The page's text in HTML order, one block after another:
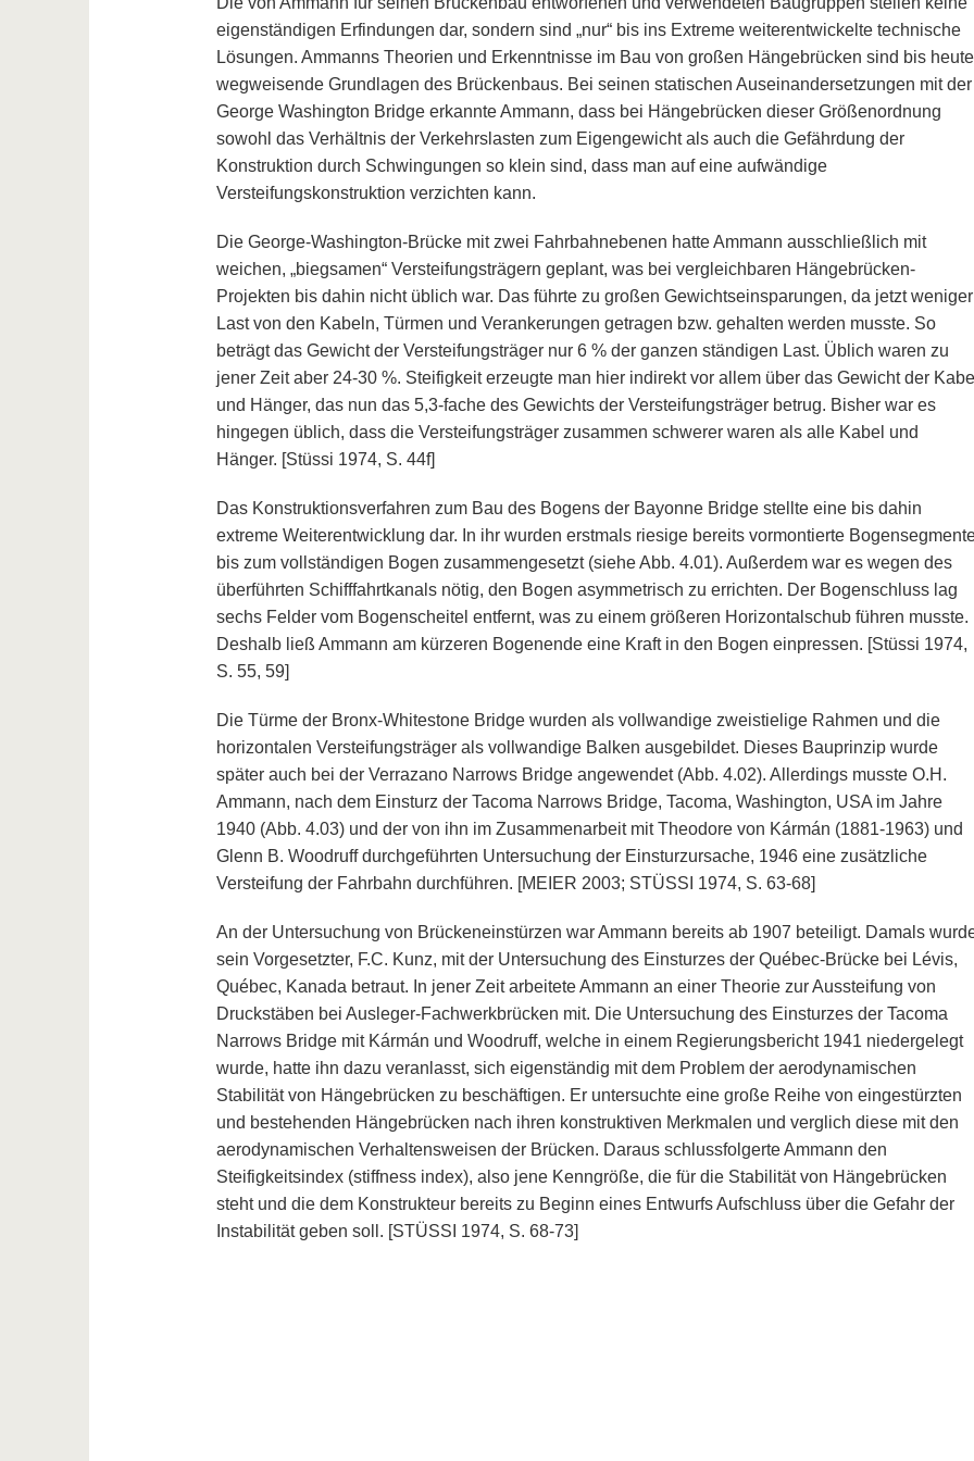
eigenständigen Erfindungen dar, sondern sind „nur“ bis ins Extreme weiterentwickelte technische
Lösungen. Ammanns Theorien und Erkenntnisse im Bau von großen Hängebrücken sind bis heute
wegweisende Grundlagen des Brückenbaus. Bei seinen statischen Auseinandersetzungen mit der
George Washington Bridge erkannte Ammann, dass bei Hängebrücken dieser Größenordnung
sowohl das Verhältnis der Verkehrslasten zum Eigengewicht als auch die Gefährdung der
Konstruktion durch Schwingungen so klein sind, dass man auf eine aufwändige
Versteifungskonstruktion verzichten kann.
Die George-Washington-Brücke mit zwei Fahrbahnebenen hatte Ammann ausschließlich mit
weichen, „biegsamen“ Versteifungsträgern geplant, was bei vergleichbaren Hängebrücken-
Projekten bis dahin nicht üblich war. Das führte zu großen Gewichtseinsparungen, da jetzt weniger
Last von den Kabeln, Türmen und Verankerungen getragen bzw. gehalten werden musste. So
beträgt das Gewicht der Versteifungsträger nur 6 % der ganzen ständigen Last. Üblich waren zu
jener Zeit aber 24-30 %. Steifigkeit erzeugte man hier indirekt vor allem über das Gewicht der
und Hänger, das nun das 5,3-fache des Gewichts der Versteifungsträger betrug. Bisher war es
hingegen üblich, dass die Versteifungsträger zusammen schwerer waren als alle Kabel und
Hänger. [Stüssi 1974, S. 44f]
Das Konstruktionsverfahren zum Bau des Bogens der Bayonne Bridge stellte eine bis dahin
extreme Weiterentwicklung dar. In ihr wurden erstmals riesige bereits vormontierte
bis zum vollständigen Bogen zusammengesetzt (siehe Abb. 4.01). Außerdem war es wegen des
überführten Schifffahrtkanals nötig, den Bogen asymmetrisch zu errichten. Der Bogenschluss lag
sechs Felder vom Bogenscheitel entfernt, was zu einem größeren Horizontalschub führen musste.
Deshalb ließ Ammann am kürzeren Bogenende eine Kraft in den Bogen einpressen. [Stüssi 1974,
S. 55, 59]
Die Türme der Bronx-Whitestone Bridge wurden als vollwandige zweistielige Rahmen und die
horizontalen Versteifungsträger als vollwandige Balken ausgebildet. Dieses Bauprinzip wurde
später auch bei der Verrazano Narrows Bridge angewendet (Abb. 4.02). Allerdings musste O.H.
Ammann, nach dem Einsturz der Tacoma Narrows Bridge, Tacoma, Washington, USA im Jahre
1940 (Abb. 4.03) und der von ihn im Zusammenarbeit mit Theodore von Kármán (1881-1963) und
Glenn B. Woodruff durchgeführten Untersuchung der Einsturzursache, 1946 eine zusätzliche
Versteifung der Fahrbahn durchführen. [MEIER 2003; STÜSSI 1974, S. 63-68]
An der Untersuchung von Brückeneinstürzen war Ammann bereits ab 1907 beteiligt. Damals
sein Vorgesetzter, F.C. Kunz, mit der Untersuchung des Einsturzes der Québec-Brücke bei Lévis,
Québec, Kanada betraut. In jener Zeit arbeitete Ammann an einer Theorie zur Aussteifung von
Druckstäben bei Ausleger-Fachwerkbrücken mit. Die Untersuchung des Einsturzes der Tacoma
Narrows Bridge mit Kármán und Woodruff, welche in einem Regierungsbericht 1941 niedergelegt
wurde, hatte ihn dazu veranlasst, sich eigenständig mit dem Problem der aerodynamischen
Stabilität von Hängebrücken zu beschäftigen. Er untersuchte eine große Reihe von eingestürzten
und bestehenden Hängebrücken nach ihren konstruktiven Merkmalen und verglich diese mit den
aerodynamischen Verhaltensweisen der Brücken. Daraus schlussfolgerte Ammann den
Steifigkeitsindex (stiffness index), also jene Kenngröße, die für die Stabilität von Hängebrücken
steht und die dem Konstrukteur bereits zu Beginn eines Entwurfs Aufschluss über die Gefahr der
Instabilität geben soll. [STÜSSI 1974, S. 68-73]